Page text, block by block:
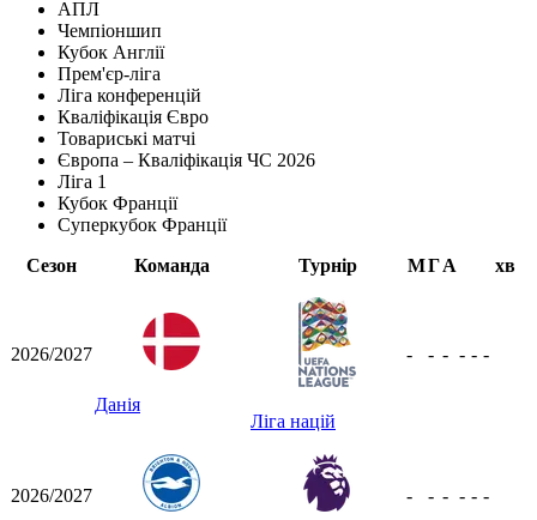
АПЛ
Чемпіоншип
Кубок Англії
Прем'єр-ліга
Ліга конференцій
Кваліфікація Євро
Товариські матчі
Європа – Кваліфікація ЧС 2026
Ліга 1
Кубок Франції
Суперкубок Франції
Сезон
Команда Турнір МГА хв
2026/2027
Данія
Ліга націй
- - - - - -
2026/2027 - - - - - -